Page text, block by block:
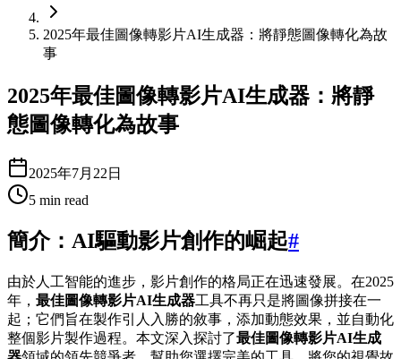
2025年最佳圖像轉影片AI生成器：將靜態圖像轉化為故
事
2025年最佳圖像轉影片AI生成器：將靜
態圖像轉化為故事
2025年7月22日
5 min read
簡介：AI驅動影片創作的崛起#
由於人工智能的進步，影片創作的格局正在迅速發展。在2025
年， 最佳圖像轉影片AI生成器工具不再只是將圖像拼接在一
起；它們旨在製作引人入勝的敘事，添加動態效果，並自動化
整個影片製作過程。本文深入探討了最佳圖像轉影片AI生成